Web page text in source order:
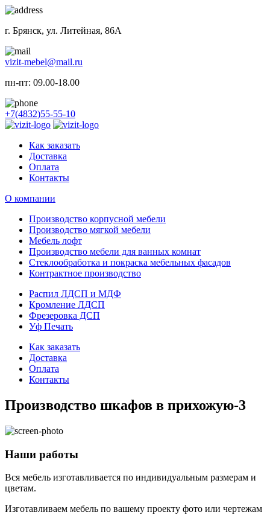
г. Брянск, ул. Литейная, 86А
vizit-mebel@mail.ru
пн-пт: 09.00-18.00
+7(4832)55-55-10
Как заказать
Доставка
Оплата
Контакты
О компании
Производство корпусной мебели
Производство мягкой мебели
Мебель лофт
Производство мебели для ванных комнат
Стеклообработка и покраска мебельных фасадов
Контрактное производство
Распил ЛДСП и МДФ
Кромление ЛДСП
Фрезеровка ДСП
Уф Печать
Как заказать
Доставка
Оплата
Контакты
Производство шкафов в прихожую-3
Наши работы
Вся мебель изготавливается по индивидуальным размерам и
цветам.
Изготавливаем мебель по вашему проекту фото или чертежам